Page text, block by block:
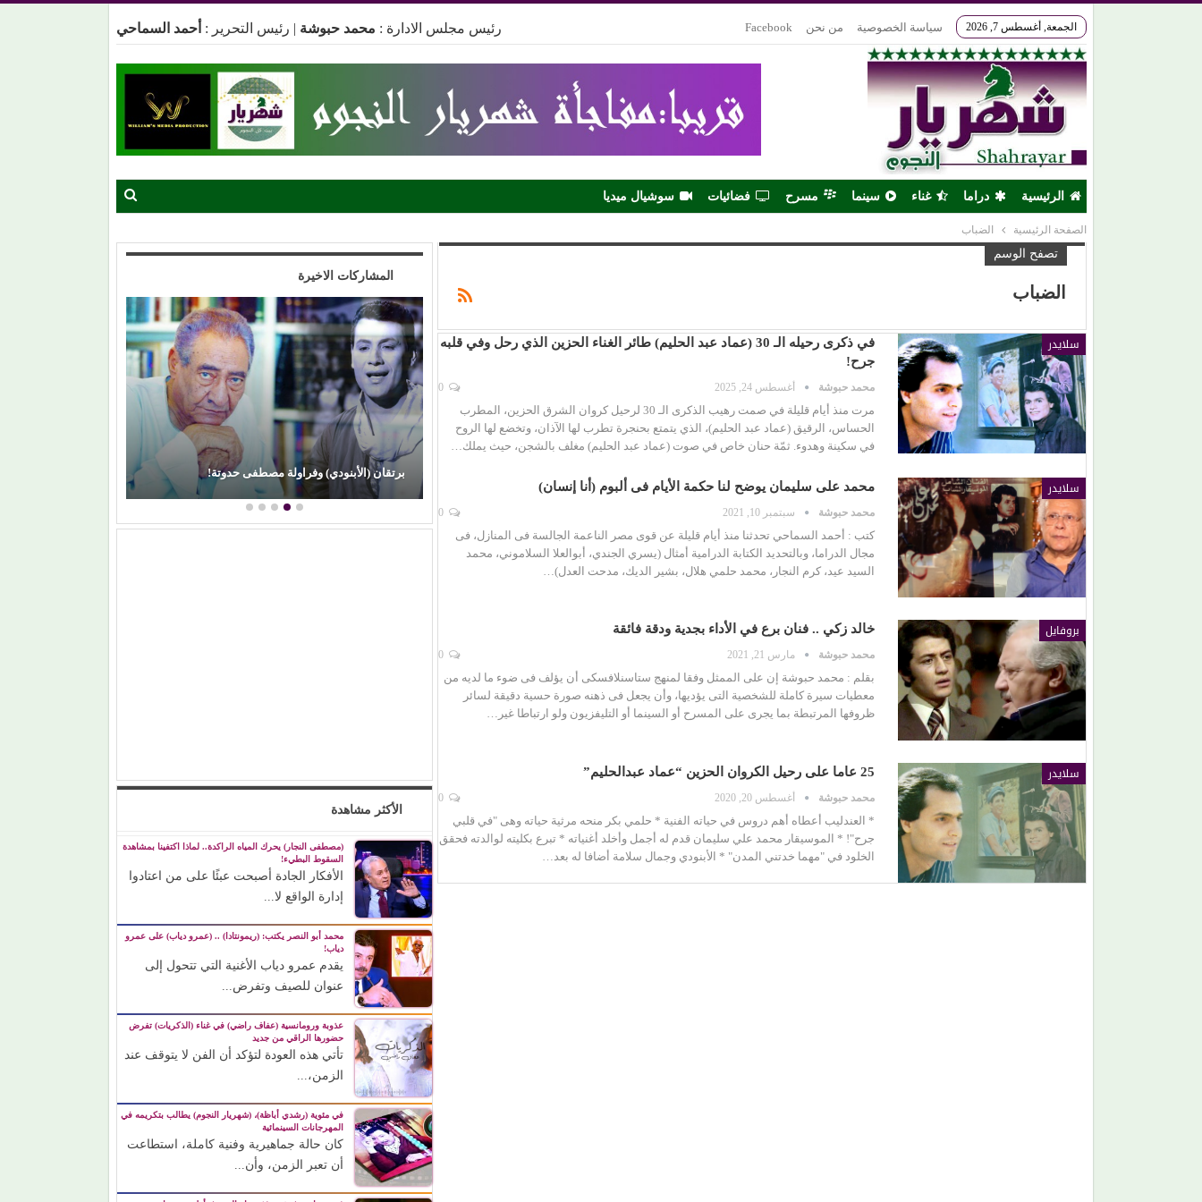
الجمعة, أغسطس 7, 2026 سياسة الخصوصية من نحن Facebook رئيس مجلس الادارة : محمد حبوشة | رئيس التحرير : أحمد السماحي
الرئيسية دراما غناء سينما مسرح فضائيات سوشيال ميديا
الصفحة الرئيسية الضباب
تصفح الوسم
الضباب
سلايدر
في ذكرى رحيله الـ 30 (عماد عبد الحليم) طائر الغناء الحزين الذي رحل وفي قلبه
جرح!
محمد حبوشة أغسطس 24, 2025
مرت منذ أيام قليلة في صمت رهيب الذكرى الـ 30 لرحيل كروان الشرق الحزين، المطرب
الحساس، الرقيق (عماد عبد الحليم)، الذي يتمتع بحنجرة تطرب لها الآذان، وتخضع لها الروح
في سكينة وهدوء. ثمّة حنان خاص في صوت (عماد عبد الحليم) مغلف بالشجن، حيث يملك…
سلايدر محمد على سليمان يوضح لنا حكمة الأيام فى ألبوم (أنا إنسان)
محمد حبوشة سبتمبر 10, 2021
كتب : أحمد السماحي تحدثنا منذ أيام قليلة عن قوى مصر الناعمة الجالسة فى المنازل، فى
مجال الدراما، وبالتحديد الكتابة الدرامية أمثال (يسري الجندي، أبوالعلا السلاموني، محمد
السيد عيد، كرم النجار، محمد حلمي هلال، بشير الديك، مدحت العدل)…
بروفايل خالد زكي .. فنان برع في الأداء بجدية ودقة فائقة
محمد حبوشة مارس 21, 2021
بقلم : محمد حبوشة إن على الممثل وفقا لمنهج ستاسنلافسكى أن يؤلف فى ضوء ما لديه من
معطيات سيرة كاملة للشخصية التى يؤديها، وأن يجعل فى ذهنه صورة حسية دقيقة لسائر
ظروفها المرتبطة بما يجرى على المسرح أو السينما أو التليفزيون ولو ارتباطا غير…
سلايدر 25 عاما على رحيل الكروان الحزين “عماد عبدالحليم”
محمد حبوشة أغسطس 20, 2020
* العندليب أعطاه أهم دروس في حياته الفنية * حلمي بكر منحه مرثية حياته وهى "في قلبي
جرح"! * الموسيقار محمد علي سليمان قدم له أجمل وأخلد أغنياته * تبرع بكليته لوالدته فحقق
الخلود في "مهما خدتني المدن" * الأبنودي وجمال سلامة أضافا له بعد…
المشاركات الاخيرة
من (حمانا) إلى القلوب.. (بلقيس) تغني للأمهات في (زهر
عذوبة ورومانسية (عفاف راضي) في غناء (الذكريات)
برتقان (الأبنودي) وفراولة مصطفى حدوتة!
الأكثر مشاهدة
(مصطفى النجار) يحرك المياه الراكدة.. لماذا اكتفينا بمشاهدة
السقوط البطيء!
الأفكار الجادة أصبحت عبئًا على من اعتادوا
إدارة الواقع لا...
محمد أبو النصر يكتب: (ريمونتادا) .. (عمرو دياب) على عمرو
دياب!
يقدم عمرو دياب الأغنية التي تتحول إلى
عنوان للصيف وتفرض...
عذوبة ورومانسية (عفاف راضي) في غناء (الذكريات) تفرض
حضورها الراقي من جديد
تأتي هذه العودة لتؤكد أن الفن لا يتوقف عند
الزمن،...
في مئوية (رشدي أباظة)، (شهريار النجوم) يطالب بتكريمه في
المهرجانات السينمائية
كان حالة جماهيرية وفنية كاملة، استطاعت
أن تعبر الزمن، وأن...